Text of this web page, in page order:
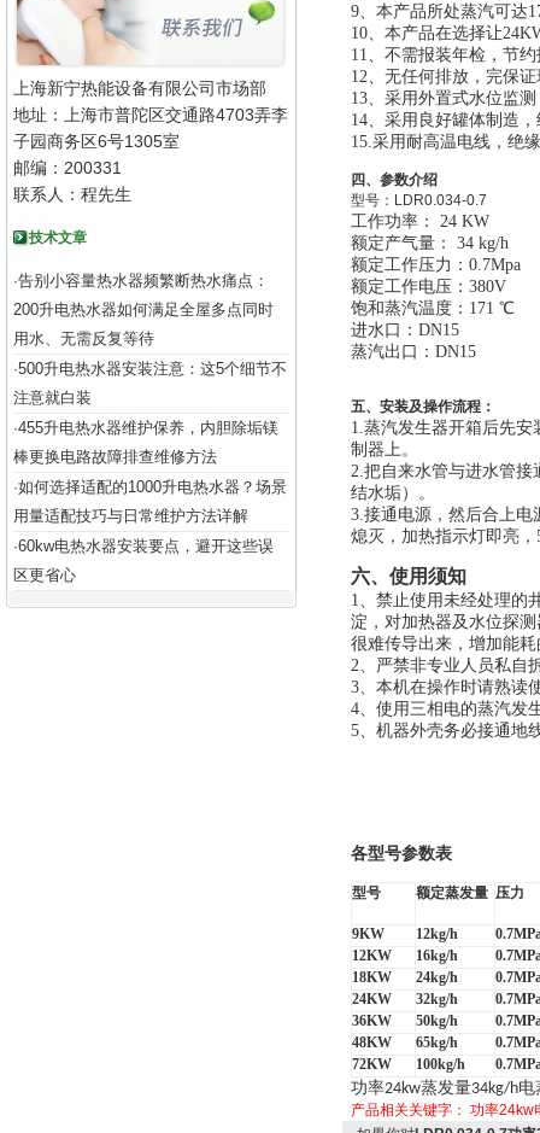
上海新宁热能设备有限公司市场部
地址：上海市普陀区交通路4703弄李
子园商务区6号1305室
邮编：200331
联系人：程先生
技术文章
·告别小容量热水器频繁断热水痛点：
200升电热水器如何满足全屋多点同时
用水、无需反复等待
·500升电热水器安装注意：这5个细节不
注意就白装
·455升电热水器维护保养，内胆除垢镁
棒更换电路故障排查维修方法
·如何选择适配的1000升电热水器？场景
用量适配技巧与日常维护方法详解
·60kw电热水器安装要点，避开这些误
区更省心
9、本产品所处蒸汽可达
10、本产品在选择让
11、不需报装年检，节
12、无任何排放，完保证
13、 采用外置式水位监
14、采用良好罐体制造
15.采用耐高温电线，绝
四、参数介绍
型号： LDR0.034-0.7
工作功率： 24 KW
额定产气量： 34 kg/h
额定工作压力：0.7Mpa
额定工作电压：380V
饱和蒸汽温度：171 ℃
进水口：DN15
蒸汽出口：DN15
五、安装及操作流程：
1.蒸汽发生器开箱后先安
制器上。
2.把自来水管与进水管接
结水垢）。
3.接通电源，然后合上电
熄灭，加热指示灯即亮
六、使用须知
1、禁止使用未经处理的
淀，对加热器及水位探
很难传导出来，增加能
2、严禁非专业人员私自
3、本机在操作时请熟读
4、使用三相电的蒸汽发
5、机器外壳务必接通地
各型号参数表
型号 额定蒸发量 压力
9KW 12kg/h
12KW
16kg/h
18KW
24kg/h
24KW
32kg/h
36KW
50kg/h
48KW
65kg/h
72KW
100kg/h
功率24kw蒸发量34kg/h电
产品相关关键字： 功率24kw